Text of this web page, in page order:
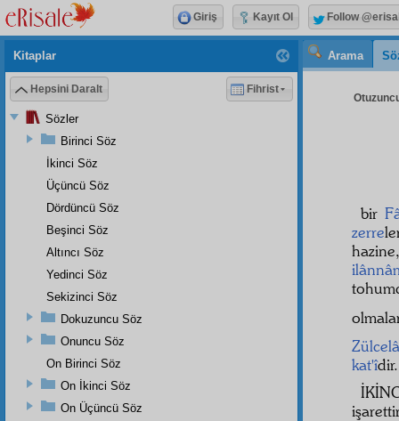
Arama
bir
zerre
kat'î
Kitaplar
Hepsini Daralt Fihrist
Sözler
Birinci Söz
İkinci Söz
Üçüncü Söz
Dördüncü Söz
Beşinci Söz
Altıncı Söz
Yedinci Söz
Sekizinci Söz
Dokuzuncu Söz
Onuncu Söz
On Birinci Söz
On İkinci Söz
On Üçüncü Söz
Giriş Kayıt Ol Follow